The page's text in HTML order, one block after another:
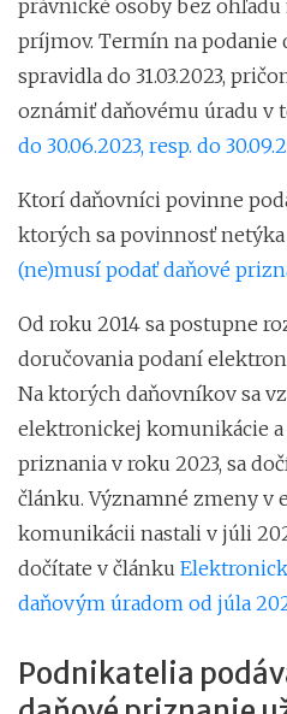
právnické osoby bez
príjmov. Termín na podanie
spravidla do 31.03.2023,
oznámiť daňovému úradu v
do 30.06.2023, resp. do
Ktorí daňovníci povinne
ktorých sa povinnosť netýka
(ne)musí podať daňové
Od roku 2014 sa postupne
doručovania podaní
Na ktorých daňovníkov sa
elektronickej komunikácie a
priznania v roku 2023, sa
článku. Významné zmeny v
komunikácii nastali v júli
dočítate v článku
daňovým úradom od júla
Podnikatelia